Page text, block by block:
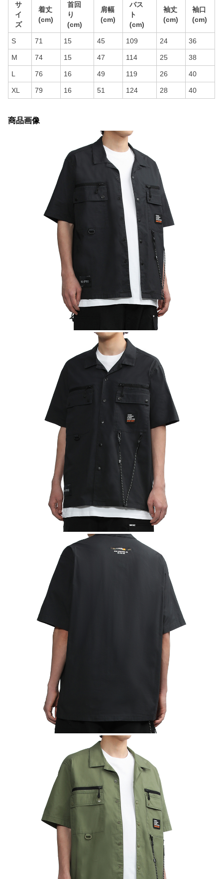
サ
イ
ズ
着丈
(cm)
首回
り
(cm)
肩幅
(cm)
バス
ト
(cm)
袖丈
(cm)
袖口
(cm)
S 71 15 45 109 24 36
M 74 15 47 114 25 38
L 76 16 49 119 26 40
XL 79 16 51 124 28 40
商品画像